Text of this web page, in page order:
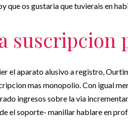
que os gustaria que tuvierais en
suscripcion
el aparato alusivo a registro,
mas monopolio. Con igual
ingresos sobre la vi­a
el soporte- manillar hablare en